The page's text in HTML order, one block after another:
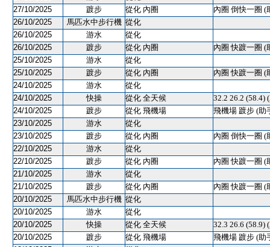
27/10/2025
踱步 從化 內圈
內圈 倒快一圈 (
26/10/2025
馬匹水中步行機 從化
26/10/2025
游水
從化
26/10/2025
踱步 從化 內圈
內圈 快踱一圈 (
25/10/2025
游水
從化
25/10/2025
踱步 從化 內圈
內圈 快踱一圈 (
24/10/2025
游水
從化
24/10/2025
快操 從化 全天候
32.2 26.2 (58.4)
24/10/2025
踱步 從化 飛機場
飛機場 踱步 (助
23/10/2025
游水
從化
23/10/2025
踱步 從化 內圈
內圈 倒快一圈 (
22/10/2025
游水
從化
22/10/2025
踱步 從化 內圈
內圈 快踱一圈 (
21/10/2025
游水
從化
21/10/2025
踱步 從化 內圈
內圈 快踱一圈 (
20/10/2025
馬匹水中步行機 從化
20/10/2025
游水
從化
20/10/2025
快操 從化 全天候
32.3 26.6 (58.9)
20/10/2025
踱步 從化 飛機場
飛機場 踱步 (助